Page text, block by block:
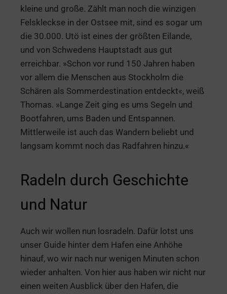
kleine und große. Zählt man noch die winzigen
Felskleckse in der Ostsee mit, sind es sogar um
die 30.000. Utö ist eines der größten Eilande,
und von Schwedens Hauptstadt aus gut
erreichbar. »Schon vor rund 150 Jahren haben
vor allem die Menschen aus Stockholm die
Schären als Sommerdestination entdeckt«, weiß
Thomas. »Lange Zeit ging es ums Segeln und
Bootfahren, ums Baden und Entspannen.
Mittlerweile ist auch das Wandern beliebt und
langsam kommt noch das Radfahren hinzu.«
Radeln durch Geschichte
und Natur
Auch wir wollen nun losradeln. Dafür lotst uns
unser Guide hinter dem Hafen eine Anhöhe
hinauf, wo wir nach nur wenigen Minuten schon
wieder anhalten. Von hier aus haben wir nicht nur
einen weiten Ausblick über den Hafen, die